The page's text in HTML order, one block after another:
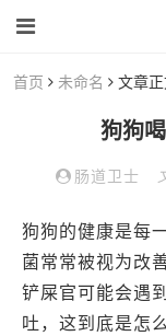
首页 未命名 文章
狗狗
肠道卫士
狗狗的健康是每
菌常常被视为改
铲屎官可能会遇
吐，这到底是怎